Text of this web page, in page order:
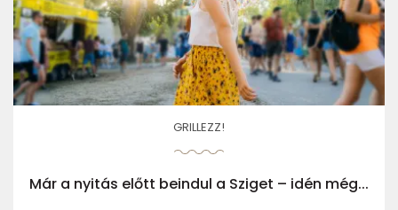
GRILLEZZ!
Már a nyitás előtt beindul a Sziget – idén még...